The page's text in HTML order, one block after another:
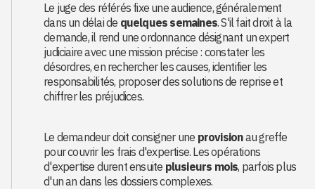
Le juge des référés fixe une audience, généralement
dans un délai de quelques semaines. S'il fait droit à la
demande, il rend une ordonnance désignant un expert
judiciaire avec une mission précise : constater les
désordres, en rechercher les causes, identifier les
responsabilités, proposer des solutions de reprise et
chiffrer les préjudices.
Le demandeur doit consigner une provisionau greffe
pour couvrir les frais d'expertise. Les opérations
d'expertise durent ensuite plusieurs mois, parfois plus
d'un an dans les dossiers complexes.